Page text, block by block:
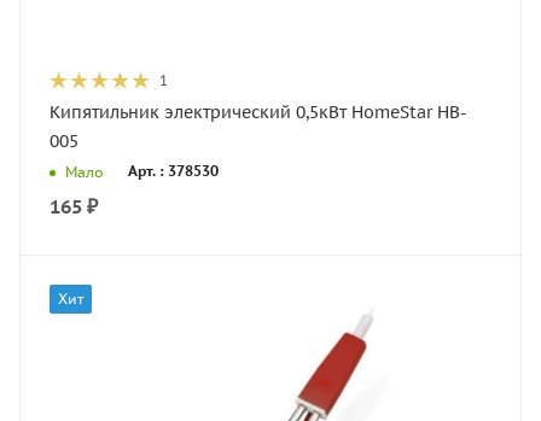
1
Кипятильник электрический 0,5кВт HomeStar HB-
005
Мало Арт. : 378530
165 ₽
Хит